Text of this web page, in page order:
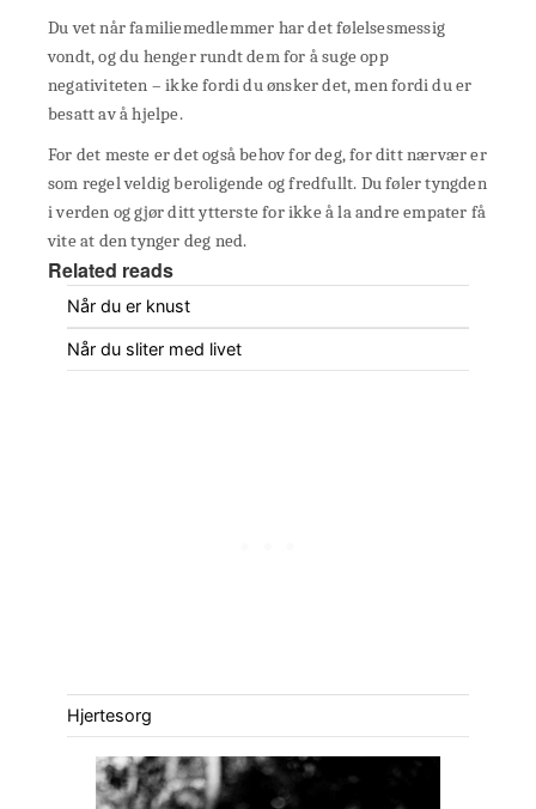
Du vet når familiemedlemmer har det følelsesmessig
vondt, og du henger rundt dem for å suge opp
negativiteten – ikke fordi du ønsker det, men fordi du er
besatt av å hjelpe.
For det meste er det også behov for deg, for ditt nærvær er
som regel veldig beroligende og fredfullt. Du føler tyngden
i verden og gjør ditt ytterste for ikke å la andre empater få
vite at den tynger deg ned.
Related reads
Når du er knust
Når du sliter med livet
Hjertesorg